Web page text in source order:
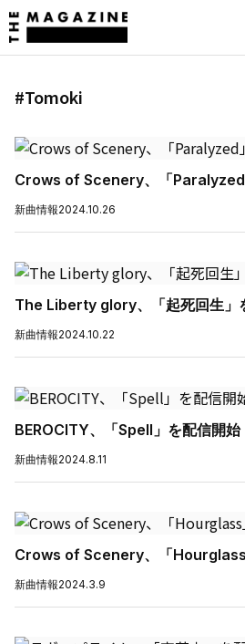
#Tomoki
Crows of Scenery、「Paralyzed
新曲情報2024.10.26
The Liberty glory、「起死回生」
新曲情報2024.10.22
BEROCITY、「Spell」を配信開始
新曲情報2024.8.11
Crows of Scenery、「
新曲情報2024.3.9